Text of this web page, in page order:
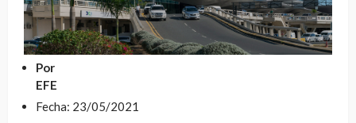
Por
EFE
Fecha: 23/05/2021